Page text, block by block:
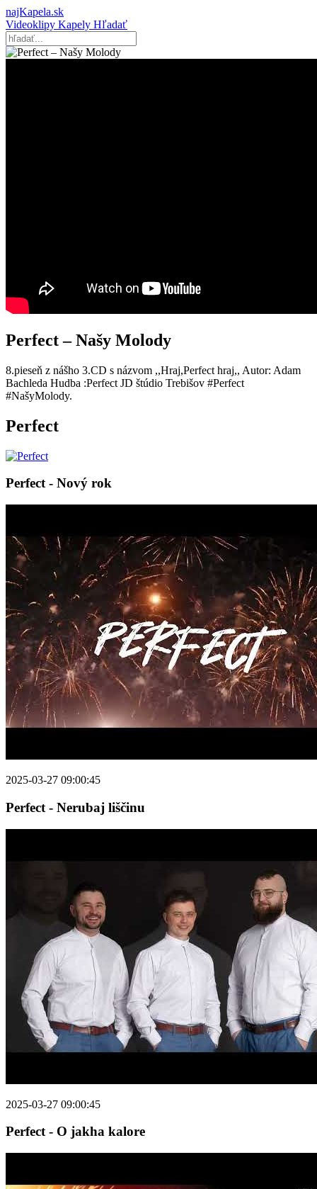
najKapela.sk
Videoklipy Kapely Hľadať
Perfect – Našy Molody
8.pieseň z nášho 3.CD s názvom ,,Hraj,Perfect hraj,, Autor: Adam
Bachleda Hudba :Perfect JD štúdio Trebišov #Perfect
#NašyMolody.
Perfect
Perfect - Nový rok
2025-03-27 09:00:45
Perfect - Nerubaj liščinu
2025-03-27 09:00:45
Perfect - O jakha kalore